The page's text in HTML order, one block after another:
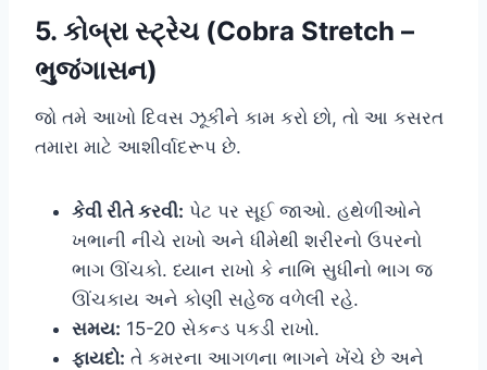
5. કોબ્રા સ્ટ્રેચ (Cobra Stretch –
ભુજંગાસન)
જો તમે આખો દિવસ ઝૂકીને કામ કરો છો, તો આ કસરત
તમારા માટે આશીર્વાદરૂપ છે.
કેવી રીતે કરવી: પેટ પર સૂઈ જાઓ. હથેળીઓને
ખભાની નીચે રાખો અને ધીમેથી શરીરનો ઉપરનો
ભાગ ઊંચકો. ધ્યાન રાખો કે નાભિ સુધીનો ભાગ જ
ઊંચકાય અને કોણી સહેજ વળેલી રહે.
સમય: 15-20 સેકન્ડ પકડી રાખો.
ફાયદો: તે કમરના આગળના ભાગને ખેંચે છે અને